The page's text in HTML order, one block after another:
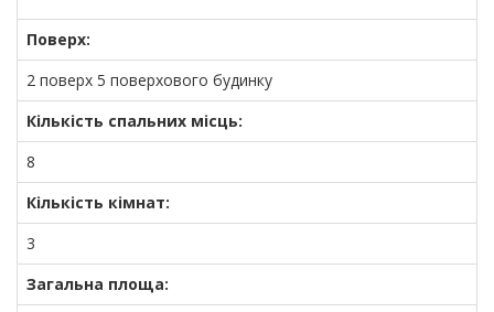
Поверх:
2 поверх 5 поверхового будинку
Кількість спальних місць:
8
Кількість кімнат:
3
Загальна площа: